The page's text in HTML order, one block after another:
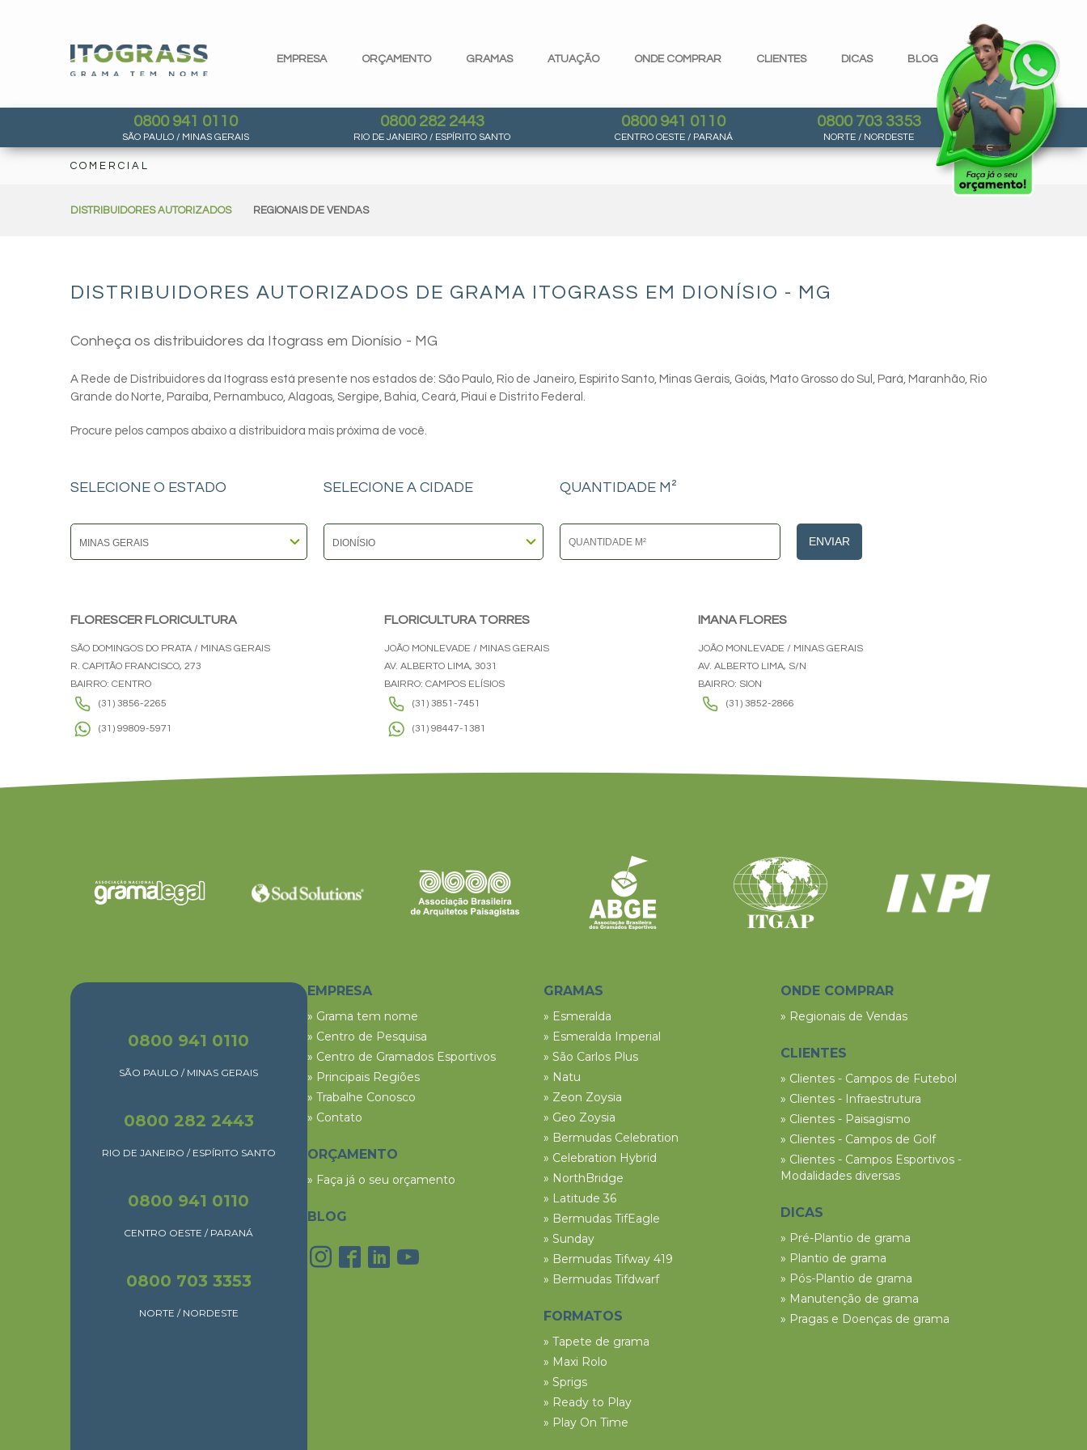
EMPRESA ORÇAMENTO GRAMAS ATUAÇÃO ONDE COMPRAR CLIENTES DICAS BLOG
0800 941 0110
SÃO PAULO / MINAS GERAIS
0800 282 2443
RIO DE JANEIRO / ESPÍRITO SANTO
0800 941 0110
CENTRO OESTE / PARANÁ
0800 703 3353
NORTE / NORDESTE
COMERCIAL
DISTRIBUIDORES AUTORIZADOS REGIONAIS DE VENDAS
DISTRIBUIDORES AUTORIZADOS DE GRAMA ITOGRASS EM DIONÍSIO - MG
Conheça os distribuidores da Itograss em Dionísio - MG
A Rede de Distribuidores da Itograss está presente nos estados de: São Paulo, Rio de Janeiro, Espirito Santo, Minas Gerais, Goiás, Mato Grosso do Sul, Pará, Maranhão, Rio
Grande do Norte, Paraíba, Pernambuco, Alagoas, Sergipe, Bahia, Ceará, Piauí e Distrito Federal.
Procure pelos campos abaixo a distribuidora mais próxima de você.
SELECIONE O ESTADO SELECIONE A CIDADE QUANTIDADE M²
ENVIAR
FLORESCER FLORICULTURA
SÃO DOMINGOS DO PRATA / MINAS GERAIS
R. CAPITÃO FRANCISCO, 273
BAIRRO: CENTRO
(31) 3856-2265
(31) 99809-5971
FLORICULTURA TORRES
JOÃO MONLEVADE / MINAS GERAIS
AV. ALBERTO LIMA, 3031
BAIRRO: CAMPOS ELÍSIOS
(31) 3851-7451
(31) 98447-1381
IMANA FLORES
JOÃO MONLEVADE / MINAS GERAIS
AV. ALBERTO LIMA, S/N
BAIRRO: SION
(31) 3852-2866
0800 941 0110
SÃO PAULO / MINAS GERAIS
0800 282 2443
RIO DE JANEIRO / ESPÍRITO SANTO
0800 941 0110
CENTRO OESTE / PARANÁ
0800 703 3353
NORTE / NORDESTE
EMPRESA
» Grama tem nome
» Centro de Pesquisa
» Centro de Gramados Esportivos
» Principais Regiões
» Trabalhe Conosco
» Contato
ORÇAMENTO
» Faça já o seu orçamento
BLOG
GRAMAS
» Esmeralda
» Esmeralda Imperial
» São Carlos Plus
» Natu
» Zeon Zoysia
» Geo Zoysia
» Bermudas Celebration
» Celebration Hybrid
» NorthBridge
» Latitude 36
» Bermudas TifEagle
» Sunday
» Bermudas Tifway 419
» Bermudas Tifdwarf
FORMATOS
» Tapete de grama
» Maxi Rolo
» Sprigs
» Ready to Play
» Play On Time
ONDE COMPRAR
» Regionais de Vendas
CLIENTES
» Clientes - Campos de Futebol
» Clientes - Infraestrutura
» Clientes - Paisagismo
» Clientes - Campos de Golf
» Clientes - Campos Esportivos -
Modalidades diversas
DICAS
» Pré-Plantio de grama
» Plantio de grama
» Pós-Plantio de grama
» Manutenção de grama
» Pragas e Doenças de grama